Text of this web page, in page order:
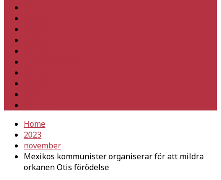
Home
2023
november
Mexikos kommunister organiserar för att mildra
orkanen Otis förödelse